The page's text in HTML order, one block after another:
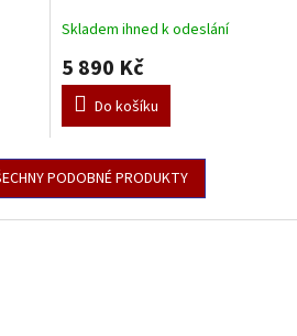
Skladem ihned k odeslání
5 890 Kč
Do košíku
PODOBNÉ PRODUKTY